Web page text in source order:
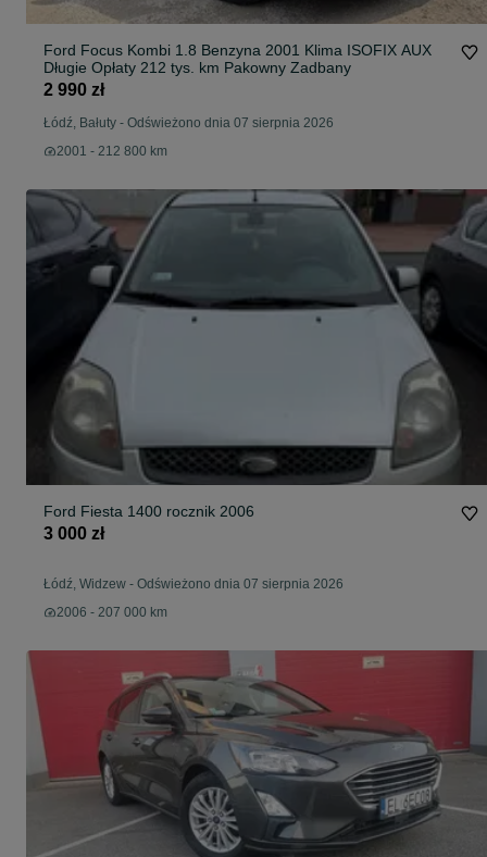
Ford Focus Kombi 1.8 Benzyna 2001 Klima ISOFIX AUX
Długie Opłaty 212 tys. km Pakowny Zadbany
2 990 zł
Łódź, Bałuty - Odświeżono dnia 07 sierpnia 2026
2001 - 212 800 km
Ford Fiesta 1400 rocznik 2006
3 000 zł
Łódź, Widzew - Odświeżono dnia 07 sierpnia 2026
2006 - 207 000 km